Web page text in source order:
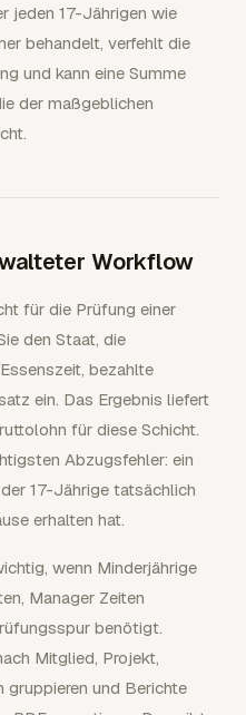
jeden 17-Jährigen wie
behandelt, verfehlt die
und kann eine Summe
der maßgeblichen
Workflow
für die Prüfung einer
den Staat, die
bezahlte
ein. Das Ergebnis liefert
für diese Schicht.
Abzugsfehler: ein
17-Jährige tatsächlich
erhalten hat.
wenn Minderjährige
Manager Zeiten
benötigt.
Mitglied, Projekt,
gruppieren und Berichte